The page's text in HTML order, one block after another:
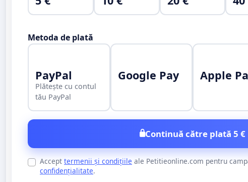
Metoda de plată
PayPal
Plătește cu contul
tău PayPal
Google Pay Apple
Continuă către plată 5 €
Accept termenii și condițiile ale Petitieonline.com pentru
confidențialitate.